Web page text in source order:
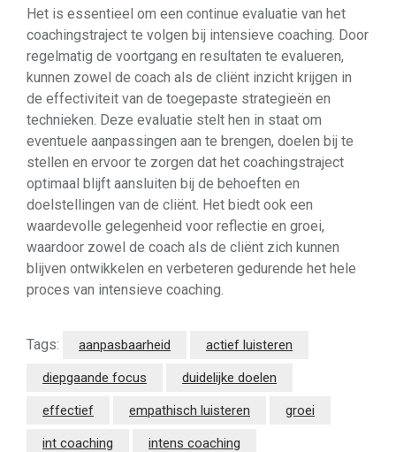
Het is essentieel om een continue evaluatie van het
coachingstraject te volgen bij intensieve coaching. Door
regelmatig de voortgang en resultaten te evalueren,
kunnen zowel de coach als de cliënt inzicht krijgen in
de effectiviteit van de toegepaste strategieën en
technieken. Deze evaluatie stelt hen in staat om
eventuele aanpassingen aan te brengen, doelen bij te
stellen en ervoor te zorgen dat het coachingstraject
optimaal blijft aansluiten bij de behoeften en
doelstellingen van de cliënt. Het biedt ook een
waardevolle gelegenheid voor reflectie en groei,
waardoor zowel de coach als de cliënt zich kunnen
blijven ontwikkelen en verbeteren gedurende het hele
proces van intensieve coaching.
Tags: aanpasbaarheid actief luisteren
diepgaande focus duidelijke doelen
effectief empathisch luisteren groei
int coaching intens coaching